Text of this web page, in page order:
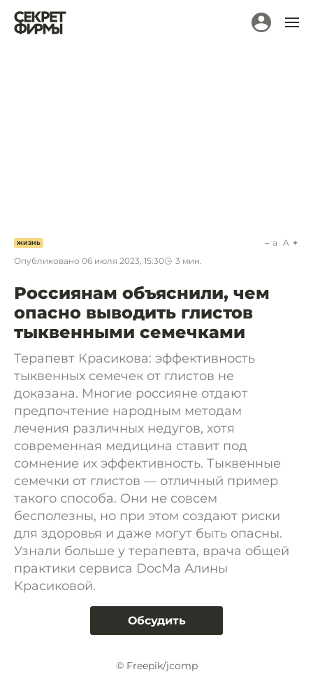
ЖИЗНЬ
Опубликовано 06 июля 2023, 15:30 3 мин.
a A
Россиянам объяснили, чем
опасно выводить глистов
тыквенными семечками
Терапевт Красикова: эффективность
тыквенных семечек от глистов не
доказана. Многие россияне отдают
предпочтение народным методам
лечения различных недугов, хотя
современная медицина ставит под
сомнение их эффективность. Тыквенные
семечки от глистов — отличный пример
такого способа. Они не совсем
бесполезны, но при этом создают риски
для здоровья и даже могут быть опасны.
Узнали больше у терапевта, врача общей
практики сервиса DocMa Алины
Красиковой.
Обсудить
© Freepik/jcomp